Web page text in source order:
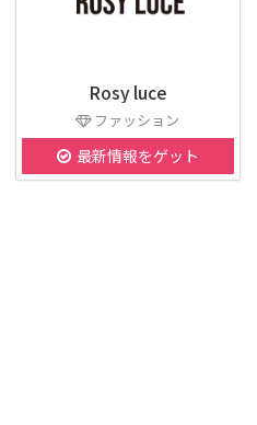
Rosy luce
ファッション
最新情報をゲット